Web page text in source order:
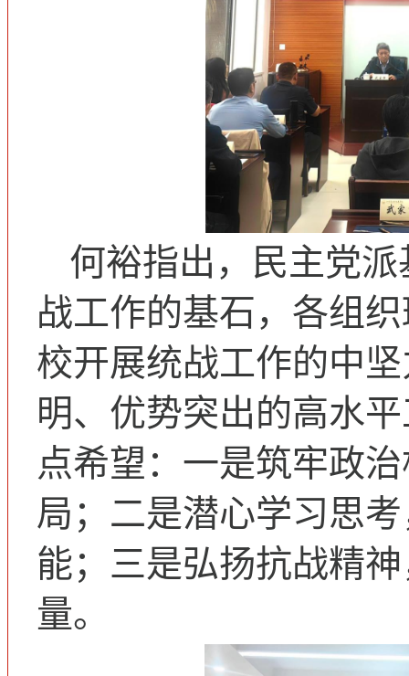
何裕指出，民主党
战工作的基石，各组
校开展统战工作的中
明、优势突出的高水
点希望：一是筑牢政
局；二是潜心学习思
能；三是弘扬抗战精
量。